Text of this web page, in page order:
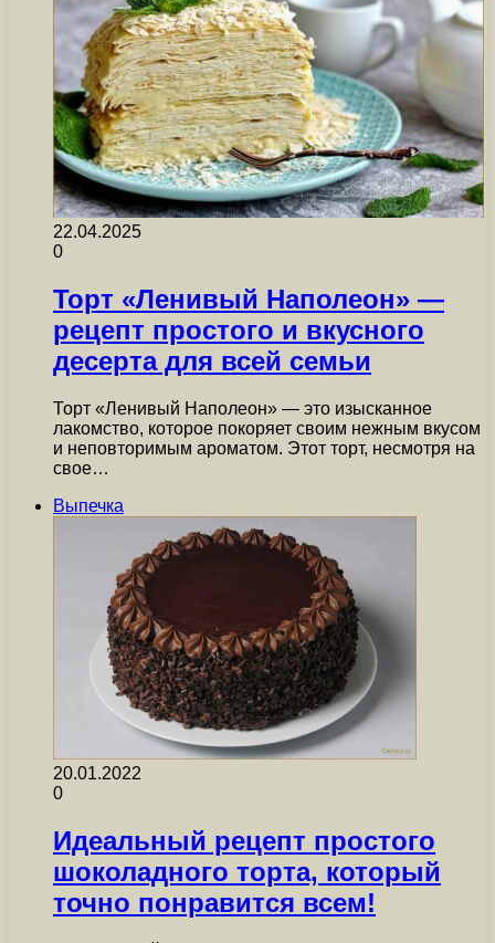
22.04.2025
0
Торт «Ленивый Наполеон» —
рецепт простого и вкусного
десерта для всей семьи
Торт «Ленивый Наполеон» — это изысканное
лакомство, которое покоряет своим нежным вкусом
и неповторимым ароматом. Этот торт, несмотря на
свое…
Выпечка
20.01.2022
0
Идеальный рецепт простого
шоколадного торта, который
точно понравится всем!